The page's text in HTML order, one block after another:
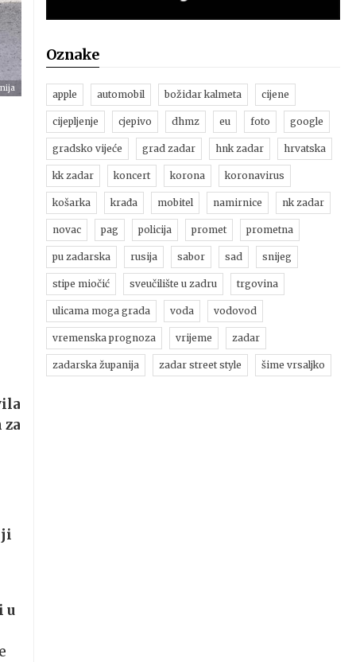
u
Oznake
apple automobil božidar kalmeta cijene
cijepljenje cjepivo dhmz eu foto google
gradsko vijeće grad zadar hnk zadar hrvatska
kk zadar koncert korona koronavirus
košarka krađa mobitel namirnice nk zadar
novac pag policija promet prometna
pu zadarska rusija sabor sad snijeg
stipe miočić sveučilište u zadru trgovina
ulicama moga grada voda vodovod
vremenska prognoza vrijeme zadar
zadarska županija zadar street style šime vrsaljko